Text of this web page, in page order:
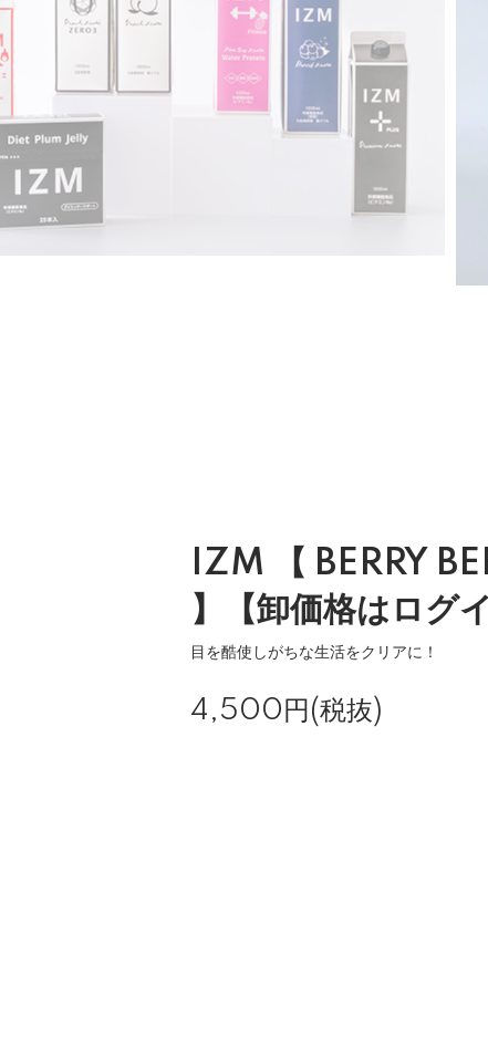
IZM 【 BERRY
】【卸価格はログ
目を酷使しがちな生活をクリアに！
4,500円(税抜)